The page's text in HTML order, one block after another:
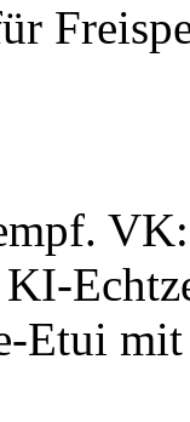
KI-
Etui